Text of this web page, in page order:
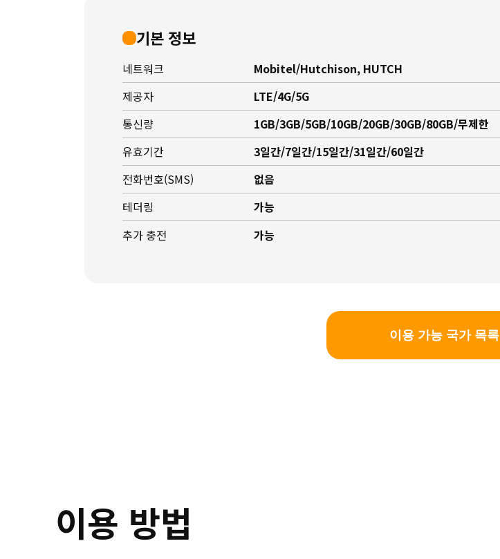
기본 정보
네트워크
Mobitel/Hutchison, HUTCH
제공자
LTE/4G/5G
통신량
1GB/3GB/5GB/10GB/20GB/30GB/80GB/무제한
유효기간
3일간/7일간/15일간/31일간/60일간
전화번호(SMS)
없음
테더링
가능
추가 충전
가능
이용 가능 국가 목록
이용 방법